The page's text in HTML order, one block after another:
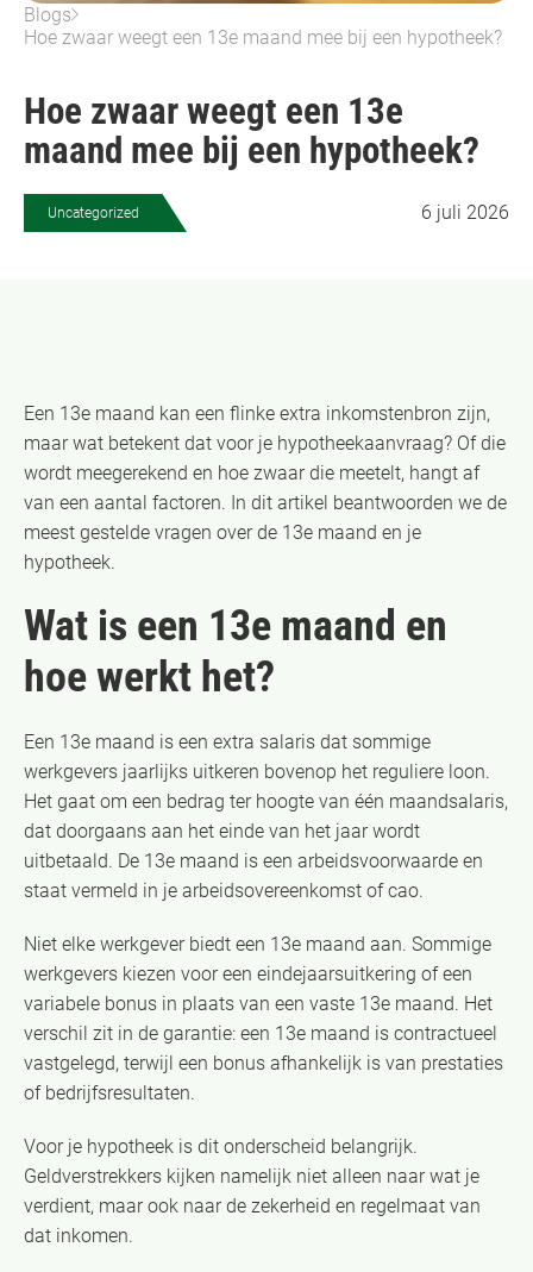
Blogs
Hoe zwaar weegt een 13e maand mee bij een hypotheek?
Hoe zwaar weegt een 13e
maand mee bij een hypotheek?
Uncategorized 6 juli 2026
Een 13e maand kan een flinke extra inkomstenbron zijn,
maar wat betekent dat voor je hypotheekaanvraag? Of die
wordt meegerekend en hoe zwaar die meetelt, hangt af
van een aantal factoren. In dit artikel beantwoorden we de
meest gestelde vragen over de 13e maand en je
hypotheek.
Wat is een 13e maand en
hoe werkt het?
Een 13e maand is een extra salaris dat sommige
werkgevers jaarlijks uitkeren bovenop het reguliere loon.
Het gaat om een bedrag ter hoogte van één maandsalaris,
dat doorgaans aan het einde van het jaar wordt
uitbetaald. De 13e maand is een arbeidsvoorwaarde en
staat vermeld in je arbeidsovereenkomst of cao.
Niet elke werkgever biedt een 13e maand aan. Sommige
werkgevers kiezen voor een eindejaarsuitkering of een
variabele bonus in plaats van een vaste 13e maand. Het
verschil zit in de garantie: een 13e maand is contractueel
vastgelegd, terwijl een bonus afhankelijk is van prestaties
of bedrijfsresultaten.
Voor je hypotheek is dit onderscheid belangrijk.
Geldverstrekkers kijken namelijk niet alleen naar wat je
verdient, maar ook naar de zekerheid en regelmaat van
dat inkomen.